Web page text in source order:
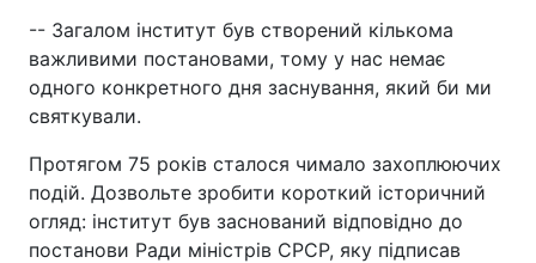
-- Загалом інститут був створений кількома
важливими постановами, тому у нас немає
одного конкретного дня заснування, який би ми
святкували.
Протягом 75 років сталося чимало захоплюючих
подій. Дозвольте зробити короткий історичний
огляд: інститут був заснований відповідно до
постанови Ради міністрів СРСР, яку підписав